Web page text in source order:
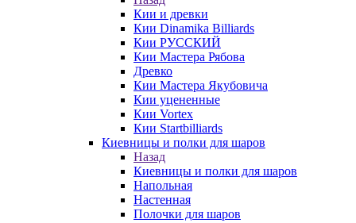
Кии и древки
Кии Dinamika Billiards
Кии РУССКИЙ
Кии Мастера Рябова
Древко
Кии Мастера Якубовича
Кии уцененные
Кии Vortex
Кии Startbilliards
Киевницы и полки для шаров
Назад
Киевницы и полки для шаров
Напольная
Настенная
Полочки для шаров